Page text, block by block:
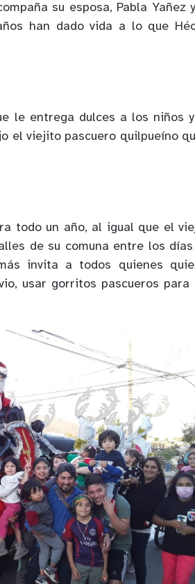
su esposa, Pabla Yañez
han dado vida a lo que
le entrega dulces a los niños
el viejito pascuero quilpueíno
todo un año, al igual que el
de su comuna entre los días
invita a todos quienes
usar gorritos pascueros para